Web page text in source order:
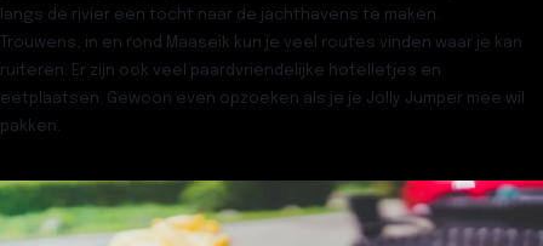
langs de rivier een tocht naar de jachthavens te maken.
Trouwens, in en rond Maaseik kun je veel routes vinden waar je kan
ruiteren. Er zijn ook veel paardvriendelijke hotelletjes en
eetplaatsen. Gewoon even opzoeken als je je Jolly Jumper mee wil
pakken.